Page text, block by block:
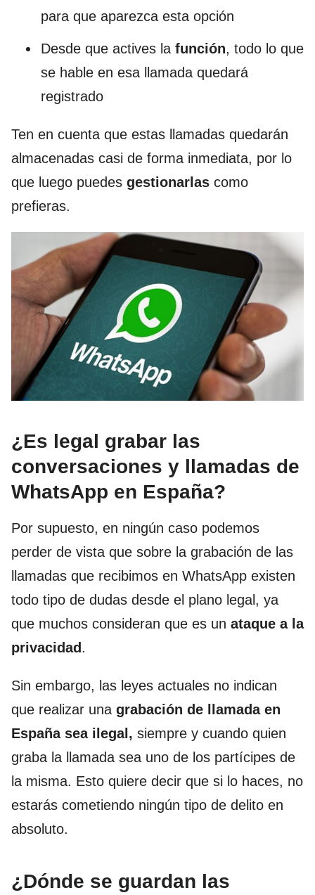
para que aparezca esta opción
Desde que actives la función, todo lo que
se hable en esa llamada quedará
registrado
Ten en cuenta que estas llamadas quedarán
almacenadas casi de forma inmediata, por lo
que luego puedes gestionarlas como
prefieras.
¿Es legal grabar las
conversaciones y llamadas de
WhatsApp en España?
Por supuesto, en ningún caso podemos
perder de vista que sobre la grabación de las
llamadas que recibimos en WhatsApp existen
todo tipo de dudas desde el plano legal, ya
que muchos consideran que es un ataque a la
privacidad .
Sin embargo, las leyes actuales no indican
que realizar una grabación de llamada en
España sea ilegal, siempre y cuando quien
graba la llamada sea uno de los partícipes de
la misma. Esto quiere decir que si lo haces, no
estarás cometiendo ningún tipo de delito en
absoluto.
¿Dónde se guardan las